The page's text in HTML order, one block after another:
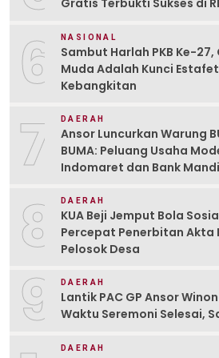
Gratis Terbukti Sukses di
6 NASIONAL
Sambut Harlah PKB Ke-
Muda Adalah Kunci
Kebangkitan
7 DAERAH
Ansor Luncurkan Warung
BUMA: Peluang Usaha
Indomaret dan Bank
8 DAERAH
KUA Beji Jemput Bola
Percepat Penerbitan Akta
Pelosok Desa
9 DAERAH
Lantik PAC GP Ansor
Waktu Seremoni Selesai,
DAERAH